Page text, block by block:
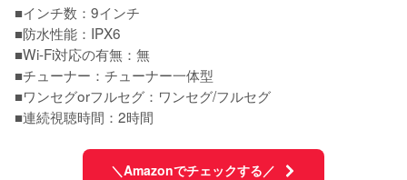
■インチ数：9インチ
■防水性能：IPX6
■Wi-Fi対応の有無：無
■チューナー：チューナー一体型
■ワンセグorフルセグ：ワンセグ/フルセグ
■連続視聴時間：2時間
＼Amazonでチェックする／